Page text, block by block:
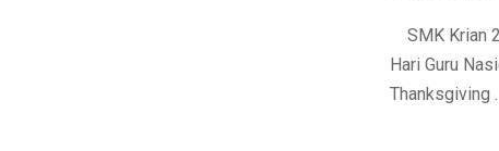
SMK Krian
Hari Guru
Thanksgiving